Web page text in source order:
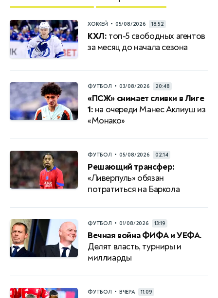
ХОККЕЙ • 05/08/2026 18:52
КХЛ: топ-5 свободных агентов
за месяц до начала сезона
ФУТБОЛ • 03/08/2026 20:48
«ПСЖ» снимает сливки в Лиге
1: на очереди Манес Аклиуш из
«Монако»
ФУТБОЛ • 05/08/2026 02:14
Решающий трансфер:
«Ливерпуль» обязан
потратиться на Баркола
ФУТБОЛ • 01/08/2026 13:19
Вечная война ФИФА и УЕФА.
Делят власть, турниры и
миллиарды
ФУТБОЛ • ВЧЕРА 11:09